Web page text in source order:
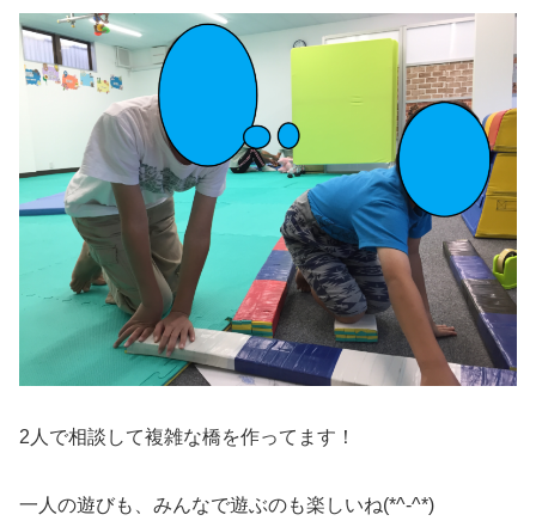
2人で相談して複雑な橋を作ってます！
一人の遊びも、みんなで遊ぶのも楽しいね(*^-^*)